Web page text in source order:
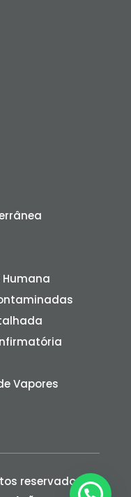
Humana
Vapores
reservados.